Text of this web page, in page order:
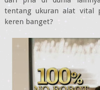
tentang ukuran alat vital
keren banget?